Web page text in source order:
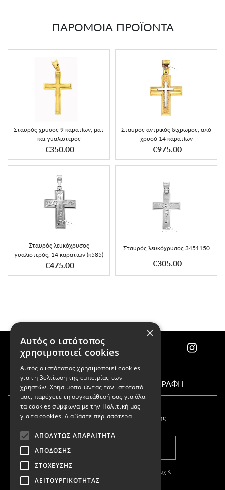
ΠΑΡΟΜΟΙΑ ΠΡΟΪΟΝΤΑ
Σταυρός χρυσός 9 καρατίων, ματ
και γυαλιστερός
€350.00
Σταυρός αντρικός δίχρωμος, από
χρυσό 14 καρατίων
€975.00
Σταυρός λευκόχρυσος
γυαλιστερός, 14 καρατίων (κ585)
€475.00
Σταυρός λευκόχρυσος 3451150
€305.00
ΕΓΓΡΑΦΗ
Αποδέχομαι τους όρους χρήσης
Copyright © 2011-2026 Κασπαριάν Σεμπουχ Κ
With
×
Αυτός ο ιστότοπος
χρησιμοποιεί cookies
Αυτός ο ιστότοπος χρησιμοποιεί cookies
για τη βελτίωση της εμπειρίας των
χρηστών. Χρησιμοποιώντας τον ιστότοπό
μας, παρέχετε τη συγκατάθεσή σας για όλα
τα cookies σύμφωνα με την Πολιτική μας
για τα cookies. Διαβάστε περισσότερα
ΑΠΟΛΎΤΩΣ ΑΠΑΡΑΊΤΗΤΑ
ΑΠΌΔΟΣΗΣ
ΣΤΌΧΕΥΣΗΣ
ΛΕΙΤΟΥΡΓΙΚΌΤΗΤΑΣ